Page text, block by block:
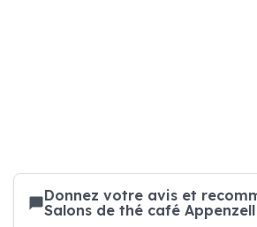
Donnez votre avis et
Salons de thé café Appenzell